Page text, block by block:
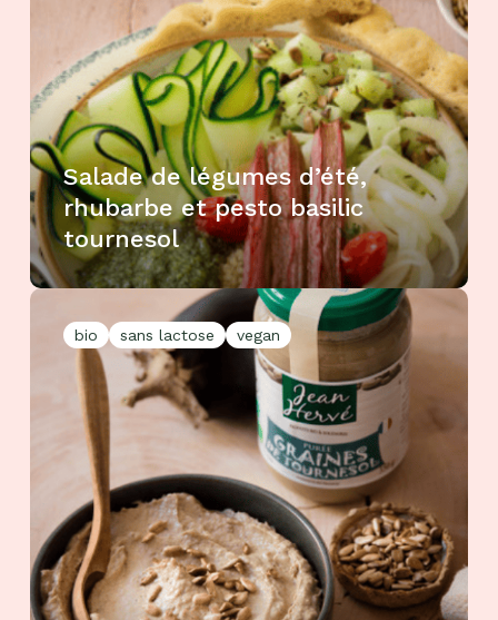
Salade de légumes d’été,
rhubarbe et pesto basilic
tournesol
bio sans lactose vegan